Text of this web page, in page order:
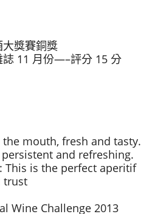
獎賽銅獎
誌 11 月份—–評分 15 分
mouth, fresh and tasty.
and refreshing.
This is the perfect aperitif
trust
Wine Challenge 2013